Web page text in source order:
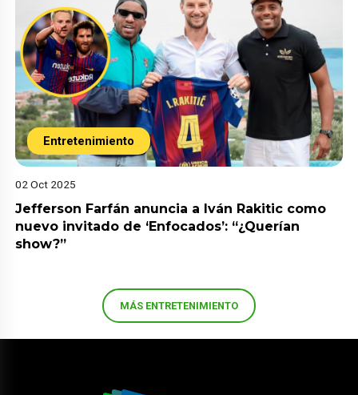
Entretenimiento
02 Oct 2025
Jefferson Farfán anuncia a Iván Rakitic como
nuevo invitado de ‘Enfocados’: “¿Querían
show?”
MÁS ENTRETENIMIENTO